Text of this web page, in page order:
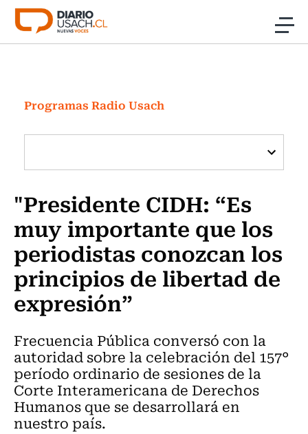
Click acá para ir directamente al contenido
Investigación
Cultura
Programas Radio y TV Usach
Programas Radio Usach
"Presidente CIDH: “Es
muy importante que los
periodistas conozcan los
principios de libertad de
expresión”
Frecuencia Pública conversó con la
autoridad sobre la celebración del 157°
período ordinario de sesiones de la
Corte Interamericana de Derechos
Humanos que se desarrollará en
nuestro país.